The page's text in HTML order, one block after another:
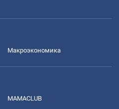
Mакроэкономика
MAMACLUB